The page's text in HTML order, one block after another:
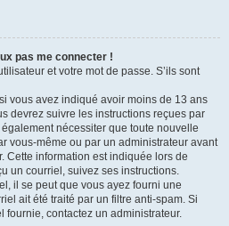
pas me connecter !
et votre mot de passe. S’ils sont
vous avez indiqué avoir moins de 13 ans
devrez suivre les instructions reçues par
nécessiter que toute nouvelle
vous-même ou par un administrateur avant
Cette information est indiquée lors de
un courriel, suivez ses instructions.
il se peut que vous ayez fourni une
ait été traité par un filtre anti-spam. Si
fournie, contactez un administrateur.